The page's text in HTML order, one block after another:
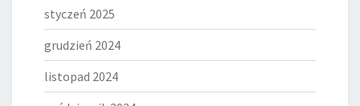
styczeń 2025
grudzień 2024
listopad 2024